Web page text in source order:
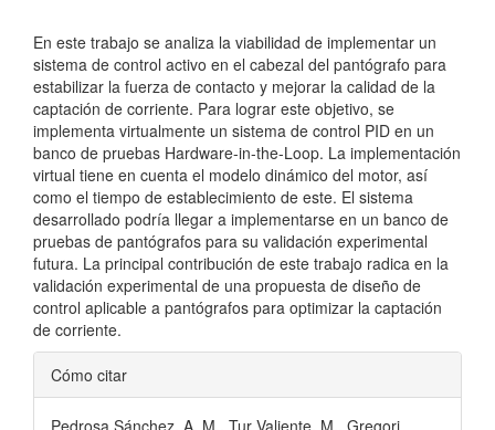
En este trabajo se analiza la viabilidad de implementar un
sistema de control activo en el cabezal del pantógrafo para
estabilizar la fuerza de contacto y mejorar la calidad de la
captación de corriente. Para lograr este objetivo, se
implementa virtualmente un sistema de control PID en un
banco de pruebas Hardware-in-the-Loop. La implementación
virtual tiene en cuenta el modelo dinámico del motor, así
como el tiempo de establecimiento de este. El sistema
desarrollado podría llegar a implementarse en un banco de
pruebas de pantógrafos para su validación experimental
futura. La principal contribución de este trabajo radica en la
validación experimental de una propuesta de diseño de
control aplicable a pantógrafos para optimizar la captación
de corriente.
Detalles
del
Cómo citar